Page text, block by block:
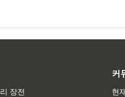
장전
커
현